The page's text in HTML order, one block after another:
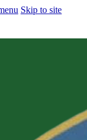
Skip to site